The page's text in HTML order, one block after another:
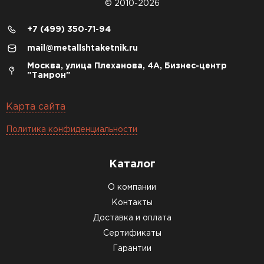
© 2010-2026
+7 (499) 350-71-94
mail@metallshtaketnik.ru
Москва, улица Плеханова, 4А, Бизнес-центр
"Тамрон"
Карта сайта
Политика конфиденциальности
Каталог
О компании
Контакты
Доставка и оплата
Сертификаты
Гарантии